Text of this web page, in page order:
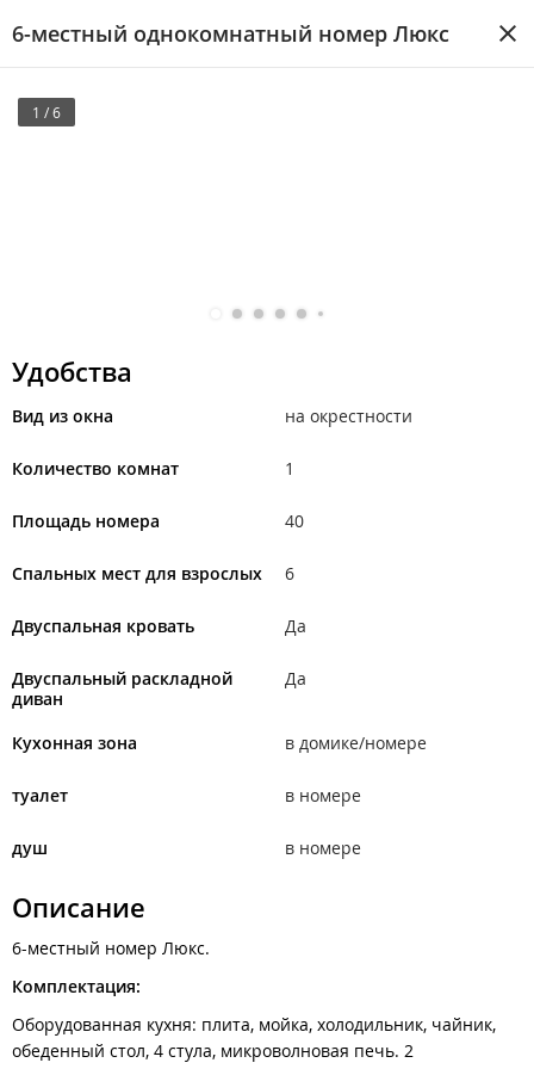
6-местный однокомнатный номер Люкс
1 / 6
Удобства
Вид из окна на окрестности
Количество комнат 1
Площадь номера 40
Спальных мест для взрослых 6
Двуспальная кровать Да
Двуспальный раскладной
диван
Да
Кухонная зона в домике/номере
туалет в номере
душ в номере
Описание
6-местный номер Люкс.
Комплектация:
Оборудованная кухня: плита, мойка, холодильник, чайник,
обеденный стол, 4 стула, микроволновая печь. 2